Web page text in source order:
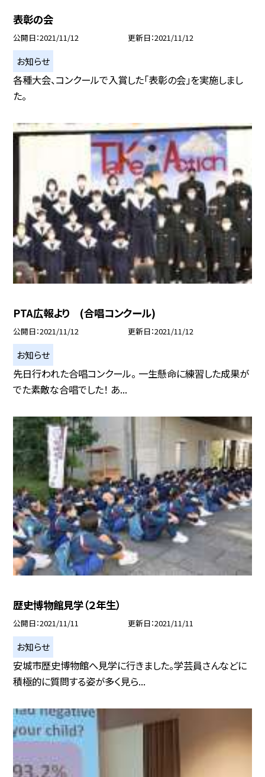
表彰の会
公開日 2021/11/12 更新日 2021/11/12
お知らせ
各種大会、コンクールで入賞した「表彰の会」を実施しまし
た。
PTA広報より (合唱コンクール)
公開日 2021/11/12 更新日 2021/11/12
お知らせ
先日行われた合唱コンクール。 一生懸命に練習した成果が
でた素敵な合唱でした！ あ...
歴史博物館見学（２年生）
公開日 2021/11/11 更新日 2021/11/11
お知らせ
安城市歴史博物館へ見学に行きました。学芸員さんなどに
積極的に質問する姿が多く見ら...